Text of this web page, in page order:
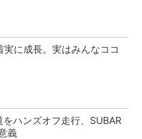
実に成長。実はみんなココ
ハンズオフ走行、SUBAR
義